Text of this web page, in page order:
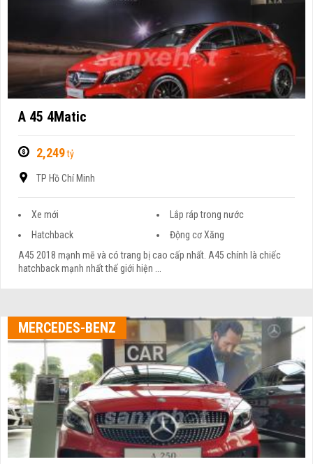
A 45 4Matic
2,249tỷ
TP Hồ Chí Minh
Xe mới
Lắp ráp trong nước
Hatchback
Động cơ Xăng
A45 2018 mạnh mẽ và có trang bị cao cấp nhất. A45 chính là chiếc
hatchback mạnh nhất thế giới hiện ...
MERCEDES-BENZ